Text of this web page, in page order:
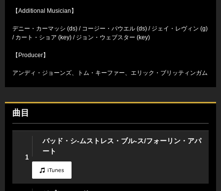
【Additional Musician】
デニー・カーマッシ (ds) / コージー・パウエル (ds) / ジェイ・レヴィン (g)
/ カート・ショア (key) / ジョン・ウェブスター (key)
【Producer】
アンディ・ジョーンズ、トム・キーファー、エリック・ブリッティンガム
曲目
1
バッド・シ-ムストレス・ブル-ス/フォーリン・アパ
ート